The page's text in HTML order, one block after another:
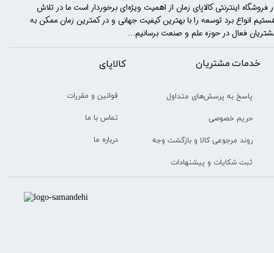
خدمات مشتریان
پاسخ به پرسش‌های متداول
حریم خصوصی
روند مرجوعی کالا و بازگشت وجه
ثبت شکایات و پیشنهادات
​​کالاپای
قوانین و مقررات
تماس با ما
درباره ما
فروشگاه اینترنتی کالاپای زمان از اهمیت ویژه‌ای برخوردار است ما در تلاش
انواع برد توسعه را با​​​ بهترین کیفیت جهانی و در کمترین زمان ممکن به
فعال در حوزه علم و صنعت برسانیم...